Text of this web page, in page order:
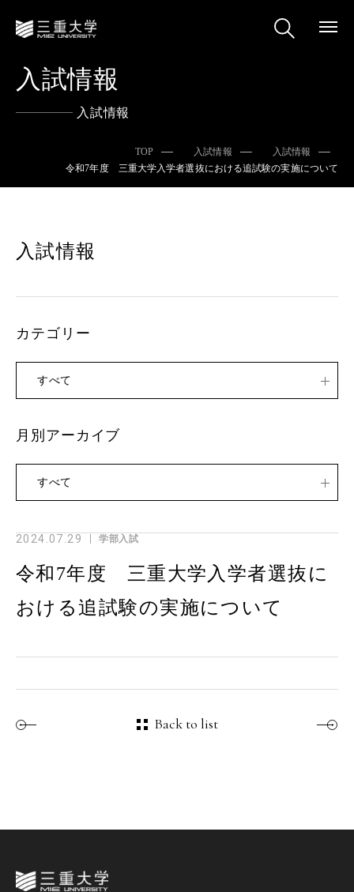
入試情報
入試情報
TOP 入試情報
入試情報
令和7年度 三重大学入学者選抜における追試験の実施について
2024.07.29 学部入試
令和7年度 三重大学入学者選抜に
おける追試験の実施について
Back to list
入試情報
カテゴリー
すべて
月別アーカイブ
すべて